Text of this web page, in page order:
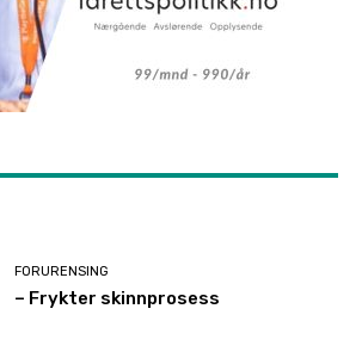
FORURENSING
– Frykter skinnprosess